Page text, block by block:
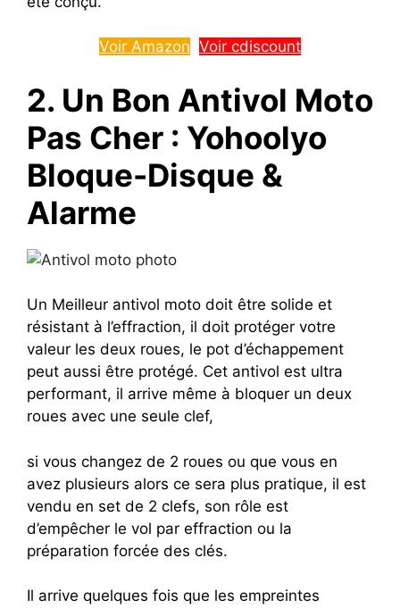
Voir Amazon Voir cdiscount
2. Un Bon Antivol Moto
Pas Cher : Yohoolyo
Bloque-Disque &
Alarme
Un Meilleur antivol moto doit être solide et
résistant à l’effraction, il doit protéger votre
valeur les deux roues, le pot d’échappement
peut aussi être protégé. Cet antivol est ultra
performant, il arrive même à bloquer un deux
roues avec une seule clef,
si vous changez de 2 roues ou que vous en
avez plusieurs alors ce sera plus pratique, il est
vendu en set de 2 clefs, son rôle est
d’empêcher le vol par effraction ou la
préparation forcée des clés.
Il arrive quelques fois que les empreintes